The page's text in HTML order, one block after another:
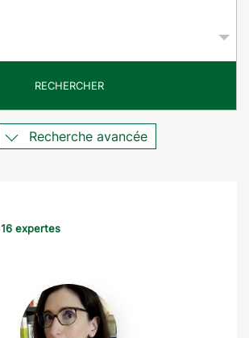
RECHERCHER
Recherche avancée
16 expertes
Aline
Sirba